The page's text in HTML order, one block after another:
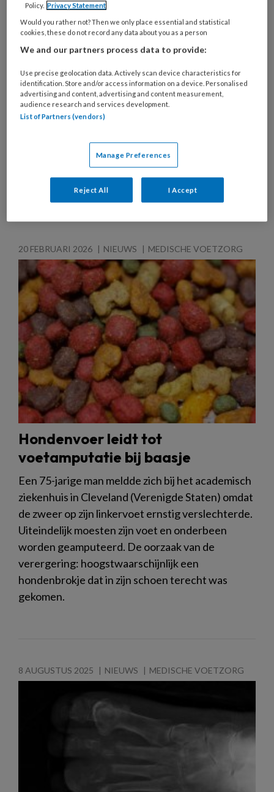
Verwaarloosde voet
Specialistische technieken
Nagelregulatie
Orthese
Vilttechniek
Zolen
Artikelen over dit thema
20 FEBRUARI 2026 NIEUWS MEDISCHE VOETZORG
Hondenvoer leidt tot
voetamputatie bij baasje
Een 75-jarige man meldde zich bij het academisch
ziekenhuis in Cleveland (Verenigde Staten) omdat
de zweer op zijn linkervoet ernstig verslechterde.
Uiteindelijk moesten zijn voet en onderbeen
worden geamputeerd. De oorzaak van de
verergering: hoogstwaarschijnlijk een
hondenbrokje dat in zijn schoen terecht was
gekomen.
8 AUGUSTUS 2025 NIEUWS MEDISCHE VOETZORG
Policy. Privacy Statement
Would you rather not? Then we only place essential and statistical
cookies, these do not record any data about you as a person
We and our partners process data to provide:
Use precise geolocation data. Actively scan device characteristics for
identification. Store and/or access information on a device. Personalised
advertising and content, advertising and content measurement,
audience research and services development.
List of Partners (vendors)
Manage Preferences
Reject All I Accept